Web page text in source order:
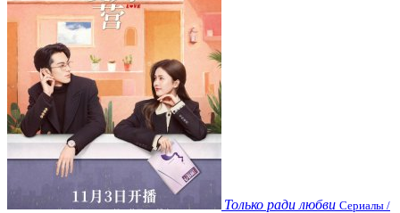
Только ради любви Сериалы /